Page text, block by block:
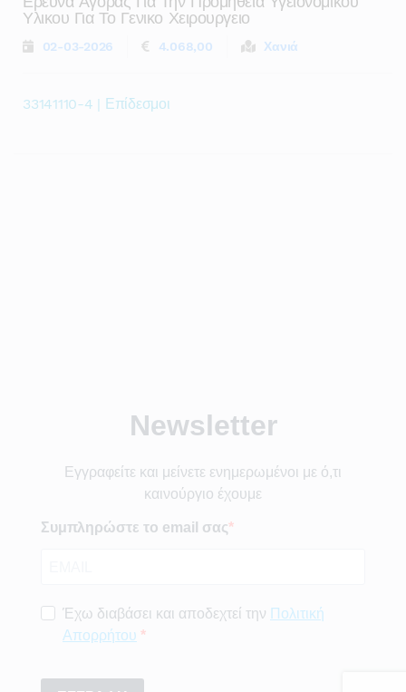
Υλικου Για Το Γενικο Χειρουργειο
02-03-2026 4.068,00 Χανιά
33141110-4 | Επίδεσμοι